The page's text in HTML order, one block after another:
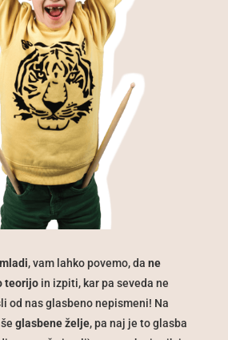
mladi, vam lahko povemo, da ne
teorijo in izpiti, kar pa seveda ne
od nas glasbeno nepismeni! Na
glasbene želje, pa naj je to glasba